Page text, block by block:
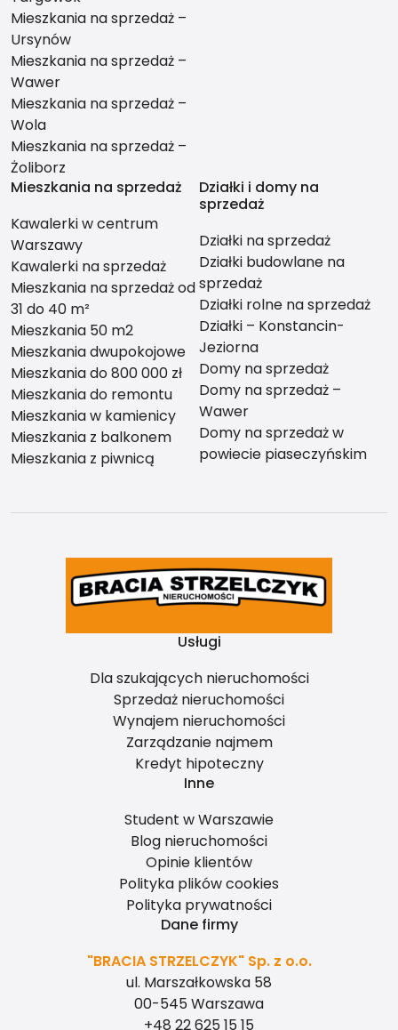
Mieszkania na sprzedaż –
Ursynów
Mieszkania na sprzedaż –
Wawer
Mieszkania na sprzedaż –
Wola
Mieszkania na sprzedaż –
Żoliborz
Mieszkania na sprzedaż
Kawalerki w centrum
Warszawy
Kawalerki na sprzedaż
Mieszkania na sprzedaż od
31 do 40 m²
Mieszkania 50 m2
Mieszkania dwupokojowe
Mieszkania do 800 000 zł
Mieszkania do remontu
Mieszkania w kamienicy
Mieszkania z balkonem
Mieszkania z piwnicą
Działki i domy na
sprzedaż
Działki na sprzedaż
Działki budowlane na
sprzedaż
Działki rolne na sprzedaż
Działki – Konstancin-
Jeziorna
Domy na sprzedaż
Domy na sprzedaż –
Wawer
Domy na sprzedaż w
powiecie piaseczyńskim
Usługi
Dla szukających nieruchomości
Sprzedaż nieruchomości
Wynajem nieruchomości
Zarządzanie najmem
Kredyt hipoteczny
Inne
Student w Warszawie
Blog nieruchomości
Opinie klientów
Polityka plików cookies
Polityka prywatności
Dane firmy
"BRACIA STRZELCZYK" Sp. z o.o.
ul. Marszałkowska 58
00-545 Warszawa
+48 22 625 15 15